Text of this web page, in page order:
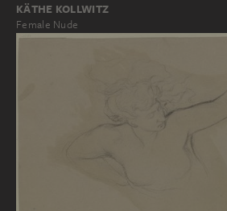
KÄTHE KOLLWITZ
Female Nude